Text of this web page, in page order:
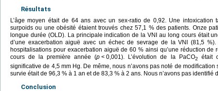
Résultats
L’âge moyen était de 64 ans avec un sex-ratio de 0,92. Une
surpoids ou une obésité étaient trouvés chez 57,1 % des patients. Onze
longue durée (OLD). La principale indication de la VNI au long cours était
d’une exacerbation aiguë avec un échec de sevrage de la VNI (81,5
hospitalisations pour exacerbation aiguë de 60 % ainsi qu’une réduction
cours de la première année (p < 0,001). L’évolution de la PaCO2
était
significative de 4,5 mm Hg. De même, nous n’avons pas noté de
survie était de 96,3 % à 1 an et de 83,3 % à 2 ans. Nous n’avons pas identifié
Conclusion